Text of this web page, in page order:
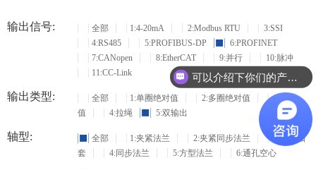
输出信号: 全部 1:4-20mA 2:Modbus RTU
3:SSI
4:RS485
5:PROFIBUS-DP
6:PROFINET
7:CANopen
8:EtherCAT 9:并行
10:脉冲
11:CC-Link
输出类型: 全部 1:单圈绝对值 2:多圈绝对值
3:增量
值
4:拉绳 5:双输出
轴型: 全部 1:夹紧法兰 2:夹紧同步法兰
3:盲孔轴
套
4:同步法兰 5:方型法兰 6:通孔空心
可以介绍下你们的产品么？